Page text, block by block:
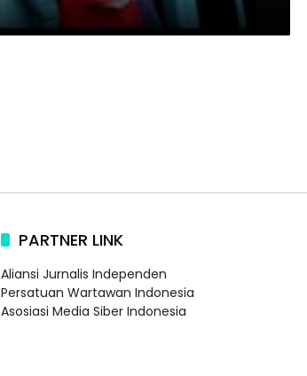
PARTNER LINK
Aliansi Jurnalis Independen
Persatuan Wartawan Indonesia
Asosiasi Media Siber Indonesia